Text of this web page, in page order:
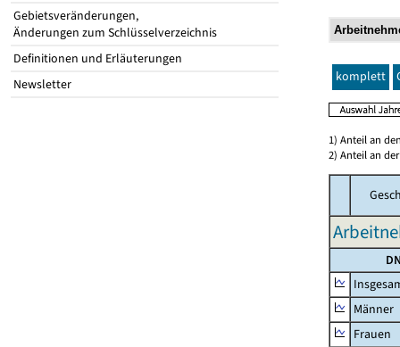
Gebietsveränderungen,
Änderungen zum Schlüsselverzeichnis
Definitionen und Erläuterungen
Newsletter
komplett
1) Anteil an
2) Anteil an
Männer
Frauen